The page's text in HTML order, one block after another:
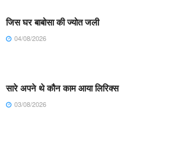
जिस घर बाबोसा की ज्योत जली
04/08/2026
सारे अपने थे कौन काम आया लिरिक्स
03/08/2026